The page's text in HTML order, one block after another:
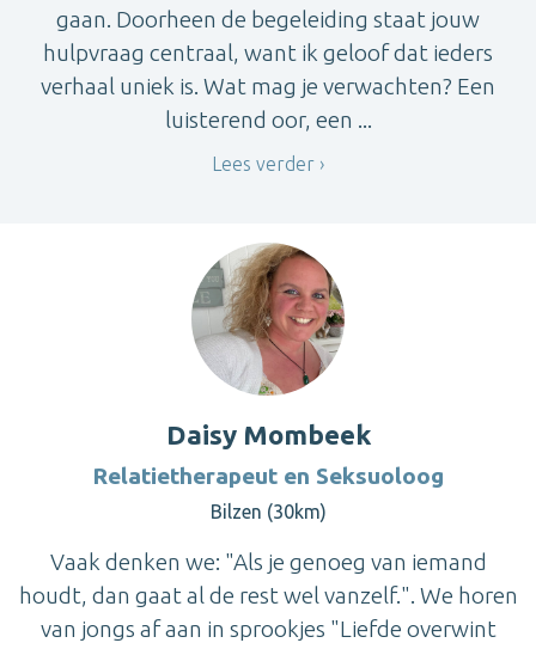
gaan. Doorheen de begeleiding staat jouw
hulpvraag centraal, want ik geloof dat ieders
verhaal uniek is. Wat mag je verwachten? Een
luisterend oor, een ...
Lees verder
Daisy Mombeek
Relatietherapeut en Seksuoloog
Bilzen (30km)
Vaak denken we: "Als je genoeg van iemand
houdt, dan gaat al de rest wel vanzelf.". We horen
van jongs af aan in sprookjes "Liefde overwint